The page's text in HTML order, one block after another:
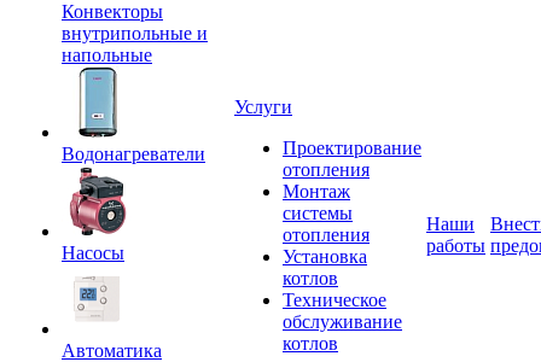
Конвекторы
внутрипольные и
напольные
Водонагреватели
Насосы
Автоматика
Услуги
Проектирование
отопления
Монтаж
системы
отопления
Установка
котлов
Техническое
обслуживание
котлов
Наши
работы